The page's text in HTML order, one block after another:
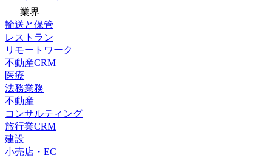
業界
輸送と保管
レストラン
リモートワーク
不動産CRM
医療
法務業務
不動産
コンサルティング
旅行業CRM
建設
小売店・EC